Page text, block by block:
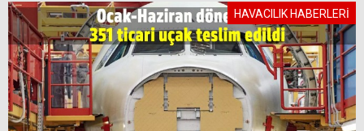
HAVACILIK HABERLERİ